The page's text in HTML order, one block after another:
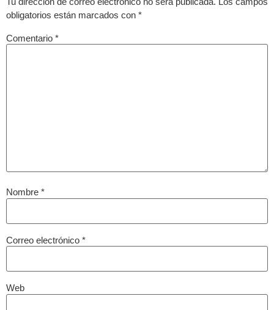
obligatorios están marcados con *
Comentario *
Nombre *
Correo electrónico *
Web